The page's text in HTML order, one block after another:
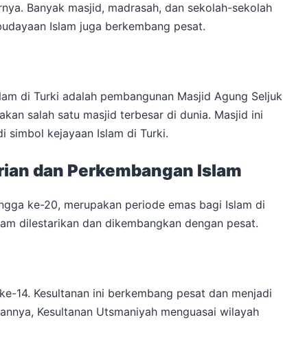
Banyak masjid, madrasah, dan sekolah-sekolah
Islam juga berkembang pesat.
di Turki adalah pembangunan Masjid Agung Seljuk
salah satu masjid terbesar di dunia. Masjid ini
simbol kejayaan Islam di Turki.
dan Perkembangan Islam
ke-20, merupakan periode emas bagi Islam di
dilestarikan dan dikembangkan dengan pesat.
14. Kesultanan ini berkembang pesat dan menjadi
Kesultanan Utsmaniyah menguasai wilayah